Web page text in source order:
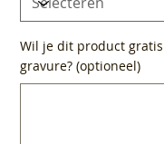
Wil je dit product
gravure? (optioneel)